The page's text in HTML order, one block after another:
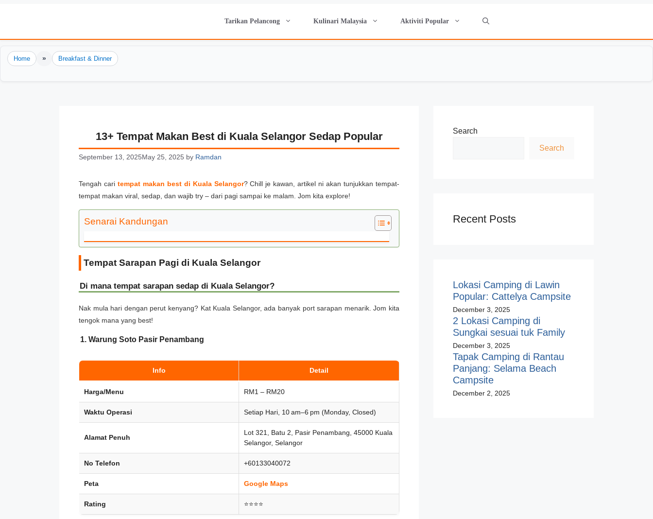
Tarikan Pelancong Kulinari Malaysia Aktiviti Popular
Home » Breakfast & Dinner
13+ Tempat Makan Best di Kuala Selangor Sedap Popular
September 13, 2025 May 25, 2025 by Ramdan
Tengah cari tempat makan best di Kuala Selangor? Chill je kawan, artikel ni akan tunjukkan tempat-
tempat makan viral, sedap, dan wajib try – dari pagi sampai ke malam. Jom kita explore!
Senarai Kandungan
Tempat Sarapan Pagi di Kuala Selangor
Di mana tempat sarapan sedap di Kuala Selangor?
Nak mula hari dengan perut kenyang? Kat Kuala Selangor, ada banyak port sarapan menarik. Jom kita
tengok mana yang best!
1. Warung Soto Pasir Penambang
Info Detail
Harga/Menu RM1 – RM20
Waktu Operasi Setiap Hari, 10 am–6 pm (Monday, Closed)
Alamat Penuh
Lot 321, Batu 2, Pasir Penambang, 45000 Kuala
Selangor, Selangor
No Telefon +60133040072
Peta Google Maps
Rating ⭐⭐⭐⭐
Search
Search
Recent Posts
Lokasi Camping di Lawin
Popular: Cattelya Campsite
December 3, 2025
2 Lokasi Camping di
Sungkai sesuai tuk Family
December 3, 2025
Tapak Camping di Rantau
Panjang: Selama Beach
Campsite
December 2, 2025